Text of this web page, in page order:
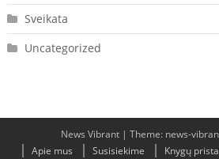
Sveikata
Uncategorized
News Vibrant | Theme: news-
Apie mus
Susisiekime Knygų